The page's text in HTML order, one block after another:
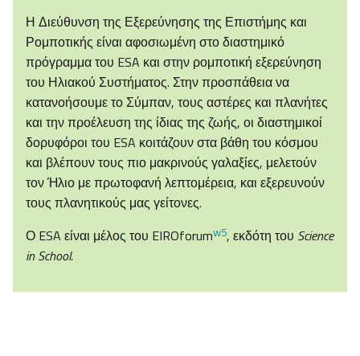
Η Διεύθυνση της Εξερεύνησης της Επιστήμης και
Ρομποτικής είναι αφοσιωμένη στο διαστημικό
πρόγραμμα του ESA και στην ρομποτική εξερεύνηση
του Ηλιακού Συστήματος. Στην προσπάθεια να
κατανοήσουμε το Σύμπαν, τους αστέρες και πλανήτες
και την προέλευση της ίδιας της ζωής, οι διαστημικοί
δορυφόροι του ESA κοιτάζουν στα βάθη του κόσμου
και βλέπουν τους πιο μακρινούς γαλαξίες, μελετούν
τον Ήλιο με πρωτοφανή λεπτομέρεια, και εξερευνούν
τους πλανητικούς μας γείτονες.
Ο ESA είναι μέλος του EIROforumw5, εκδότη του Science
in School.